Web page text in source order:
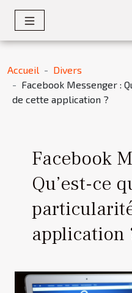
Accueil
Divers
Facebook Messenger :
de cette application ?
Facebook
Qu’est-ce
application